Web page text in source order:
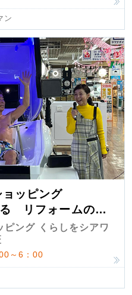
ン
ッピング
る リフォームの
ピング くらしをシアワ
～6：00